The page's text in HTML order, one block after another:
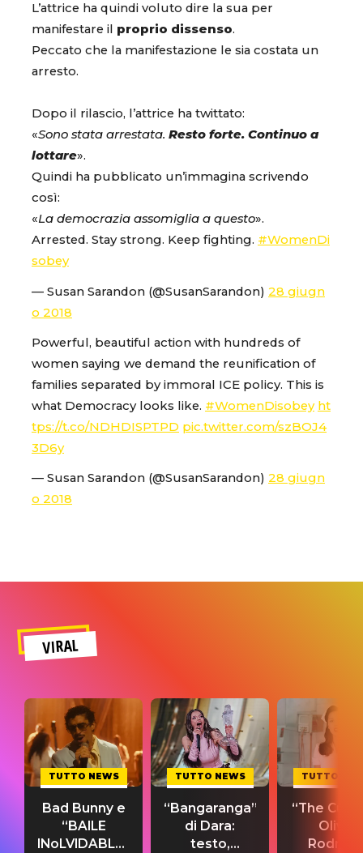
L’attrice ha quindi voluto dire la sua per
manifestare il proprio dissenso.
Peccato che la manifestazione le sia costata un
arresto.
Dopo il rilascio, l’attrice ha twittato:
«Sono stata arrestata. Resto forte. Continuo a
lottare».
Quindi ha pubblicato un’immagina scrivendo
così:
«La democrazia assomiglia a questo».
Arrested. Stay strong. Keep fighting. #WomenDi
sobey
— Susan Sarandon (@SusanSarandon) 28 giugn
o 2018
Powerful, beautiful action with hundreds of
women saying we demand the reunification of
families separated by immoral ICE policy. This is
what Democracy looks like. #WomenDisobey ht
tps://t.co/NDHDISPTPD pic.twitter.com/szBOJ4
3D6y
— Susan Sarandon (@SusanSarandon) 28 giugn
o 2018
VIRAL
TUTTO NEWS
Bad Bunny e
“BAILE
INoLVIDABLE”:
TUTTO NEWS
“Bangaranga”
di Dara:
testo,
TUTTO
“The
Olivia